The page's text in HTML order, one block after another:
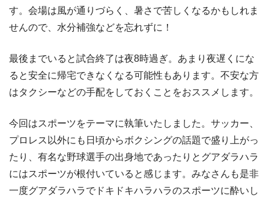
す。会場は風が通りづらく、暑さで苦しくなるかもしれま
せんので、水分補強などを忘れずに！
最後までいると試合終了は夜8時過ぎ。あまり夜遅くにな
ると安全に帰宅できなくなる可能性もあります。不安な方
はタクシーなどの手配をしておくことをおススメします。
今回はスポーツをテーマに執筆いたしました。サッカー、
プロレス以外にも日頃からボクシングの話題で盛り上がっ
たり、有名な野球選手の出身地であったりとグアダラハラ
にはスポーツが根付いていると感じます。みなさんも是非
一度グアダラハラでドキドキハラハラのスポーツに酔いし